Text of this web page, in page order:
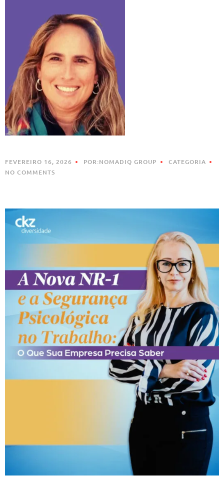
FEVEREIRO 16, 2026 POR:NOMADIQ GROUP
CATEGORIA
NO COMMENTS